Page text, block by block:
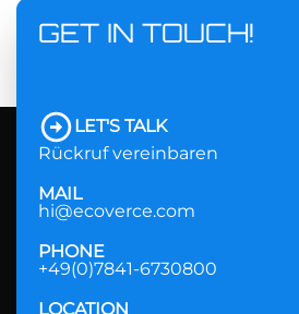
GET IN TOUCH!
LET'S TALK
Rückruf vereinbaren
MAIL
hi@ecoverce.com
PHONE
+49(0)7841-6730800
LOCATION